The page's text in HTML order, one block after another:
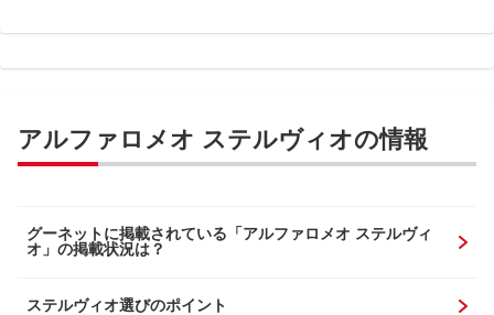
アルファロメオ ステルヴィオの情報
グーネットに掲載されている「アルファロメオ ステルヴィ
オ」の掲載状況は？
ステルヴィオ選びのポイント